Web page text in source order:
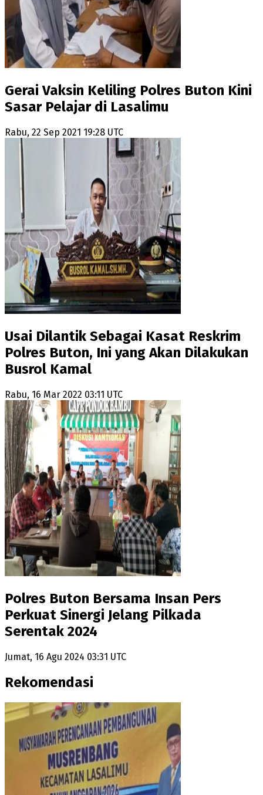
Gerai Vaksin Keliling Polres Buton Kini
Sasar Pelajar di Lasalimu
Rabu, 22 Sep 2021 19:28 UTC
Usai Dilantik Sebagai Kasat Reskrim
Polres Buton, Ini yang Akan Dilakukan
Busrol Kamal
Rabu, 16 Mar 2022 03:11 UTC
Polres Buton Bersama Insan Pers
Perkuat Sinergi Jelang Pilkada
Serentak 2024
Jumat, 16 Agu 2024 03:31 UTC
Rekomendasi